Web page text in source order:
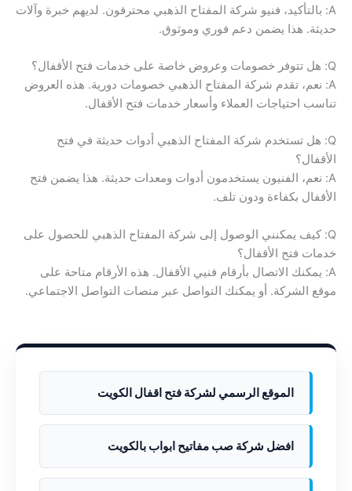
A: بالتأكيد، فنيو شركة المفتاح الذهبي محترفون. لديهم خبرة وآلات
حديثة. هذا يضمن دعم فوري وموثوق.
Q: هل تتوفر خصومات وعروض خاصة على خدمات فتح الأقفال؟
A: نعم، تقدم شركة المفتاح الذهبي خصومات دورية. هذه العروض
تناسب احتياجات العملاء وأسعار خدمات فتح الأقفال.
Q: هل تستخدم شركة المفتاح الذهبي أدوات حديثة في فتح
الأقفال؟
A: نعم، الفنيون يستخدمون أدوات ومعدات حديثة. هذا يضمن فتح
الأقفال بكفاءة ودون تلف.
Q: كيف يمكنني الوصول إلى شركة المفتاح الذهبي للحصول على
خدمات فتح الأقفال؟
A: يمكنك الاتصال بأرقام فنيي الأقفال. هذه الأرقام متاحة على
موقع الشركة. أو يمكنك التواصل عبر منصات التواصل الاجتماعي.
الموقع الرسمي لشركة فتح اقفال الكويت
افضل شركة صب مفاتيح ابواب بالكويت